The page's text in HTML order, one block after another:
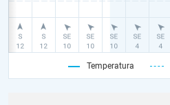
Temperatura